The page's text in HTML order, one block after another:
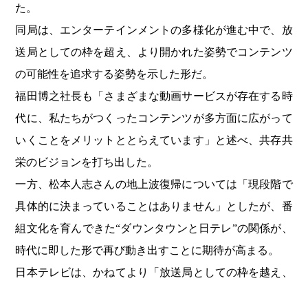
た。
同局は、エンターテインメントの多様化が進む中で、放
送局としての枠を超え、より開かれた姿勢でコンテンツ
の可能性を追求する姿勢を示した形だ。
福田博之社長も「さまざまな動画サービスが存在する時
代に、私たちがつくったコンテンツが多方面に広がって
いくことをメリットととらえています」と述べ、共存共
栄のビジョンを打ち出した。
一方、松本人志さんの地上波復帰については「現段階で
具体的に決まっていることはありません」としたが、番
組文化を育んできた“ダウンタウンと日テレ”の関係が、
時代に即した形で再び動き出すことに期待が高まる。
日本テレビは、かねてより「放送局としての枠を越え、